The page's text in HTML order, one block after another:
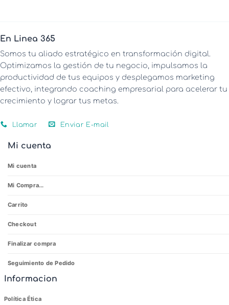
En Linea 365
Somos tu aliado estratégico en transformación digital.
Optimizamos la gestión de tu negocio, impulsamos la
productividad de tus equipos y desplegamos marketing
efectivo, integrando coaching empresarial para acelerar tu
crecimiento y lograr tus metas.
Llamar Enviar E-mail
Mi cuenta
Mi cuenta
Mi Compra...
Carrito
Checkout
Finalizar compra
Seguimiento de Pedido
Informacion
Política Ética